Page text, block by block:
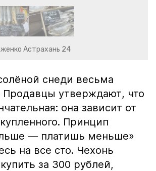
Астрахань 24
снеди весьма
Продавцы утверждают, что
она зависит от
Принцип
— платишь меньше»
на все сто. Чехонь
за 300 рублей,